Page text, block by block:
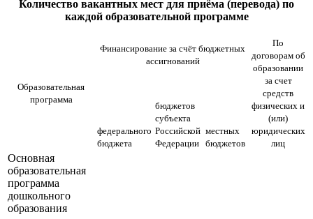
Количество вакантных мест для приёма (перевода) по
каждой образовательной программе
Образовательная
программа
Финансирование за счёт бюджетных
ассигнований
По
договорам об
образовании
за счет
средств
физических и
(или)
юридических
лиц
федерального
бюджета
бюджетов
субъекта
Российской
Федерации
местных
бюджетов
Основная
образовательная
программа
дошкольного
образования